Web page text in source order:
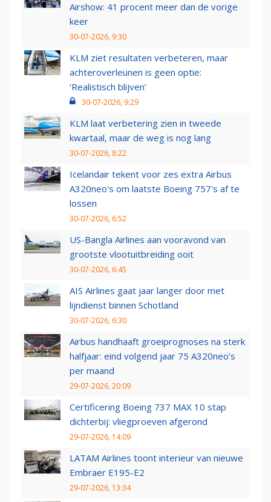
Airshow: 41 procent meer dan de vorige
keer
30-07-2026, 9:30
KLM ziet resultaten verbeteren, maar
achteroverleunen is geen optie:
‘Realistisch blijven’
30-07-2026, 9:29
KLM laat verbetering zien in tweede
kwartaal, maar de weg is nog lang
30-07-2026, 8:22
Icelandair tekent voor zes extra Airbus
A320neo's om laatste Boeing 757's af te
lossen
30-07-2026, 6:52
US-Bangla Airlines aan vooravond van
grootste vlootuitbreiding ooit
30-07-2026, 6:45
AIS Airlines gaat jaar langer door met
lijndienst binnen Schotland
30-07-2026, 6:30
Airbus handhaaft groeiprognoses na sterk
halfjaar: eind volgend jaar 75 A320neo’s
per maand
29-07-2026, 20:09
Certificering Boeing 737 MAX 10 stap
dichterbij: vliegproeven afgerond
29-07-2026, 14:09
LATAM Airlines toont interieur van nieuwe
Embraer E195-E2
29-07-2026, 13:34